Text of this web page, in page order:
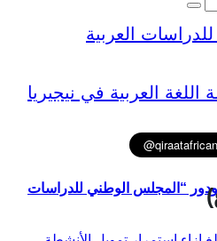
ودور “المجلس الوطني للدراسات